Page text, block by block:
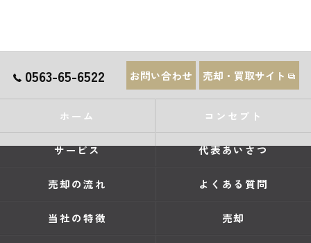
0563-65-6522 お問い合わせ 売却・買取サイト
ホーム コンセプト
サービス 代表あいさつ
売却の流れ よくある質問
当社の特徴 売却